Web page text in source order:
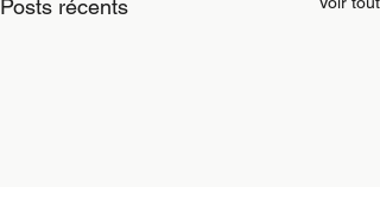
Posts récents